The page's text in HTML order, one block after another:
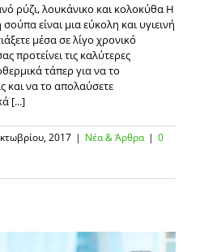
ρύζι, λουκάνικο και κολοκύθα Η
είναι μια εύκολη και υγιεινή
μέσα σε λίγο χρονικό
προτείνει τις καλύτερες
τάπερ για να το
και να το απολαύσετε
[...]
2017 | Νέα & Άρθρα | 0